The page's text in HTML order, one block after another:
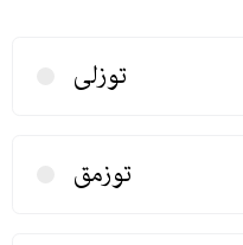
توزلی
توزمق